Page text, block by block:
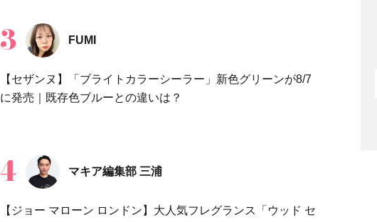
FUMI
【セザンヌ】「ブライトカラーシーラー」新色グリーンが8/7
に発売｜既存色ブルーとの違いは？
マキア編集部 三浦
【ジョー マローン ロンドン】大人気フレグランス「ウッド セ